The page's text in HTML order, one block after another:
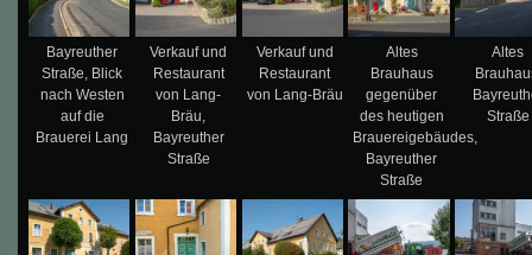
Bayreuther
Straße, Blick
nach Westen
auf die
Brauerei Lang
Verkauf und
Restaurant
von Lang-
Bräu,
Bayreuther
Straße
Verkauf und
Restaurant
von Lang-Bräu
Altes
Brauhaus
gegenüber
des heutigen
Brauereigebäudes,
Bayreuther
Straße
Altes
Straße